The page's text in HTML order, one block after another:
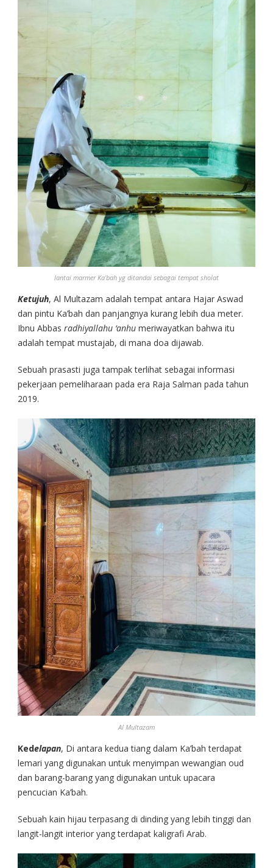
lantai marmer Ka’bah yg ditandai sebagai tempat sholat
Ketujuh, Al Multazam adalah tempat antara Hajar Aswad
dan pintu Ka’bah dan panjangnya kurang lebih dua meter.
Ibnu Abbas radhiyallahu ‘anhu meriwayatkan bahwa itu
adalah tempat mustajab, di mana doa dijawab.
Sebuah prasasti juga tampak terlihat sebagai informasi
pekerjaan pemeliharaan pada era Raja Salman pada tahun
2019.
Al Multazam
Kedelapan, Di antara kedua tiang dalam Ka’bah terdapat
lemari yang digunakan untuk menyimpan wewangian oud
dan barang-barang yang digunakan untuk upacara
pencucian Ka’bah.
Sebuah kain hijau terpasang di dinding yang lebih tinggi dan
langit-langit interior yang terdapat kaligrafi Arab.